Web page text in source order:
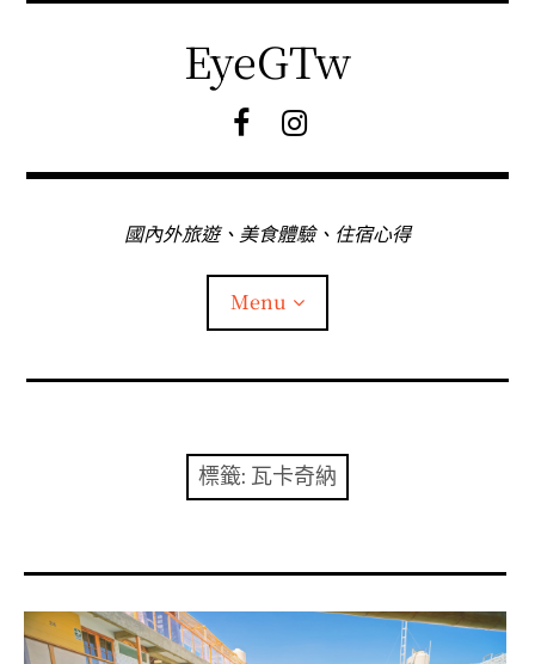
Skip
EyeGTw
F
粉
專
頁
I
國內外旅遊、美食體驗、住宿心得
Menu
menu
秘魯旅遊 child
menu
法國旅遊 child
menu
標籤: 瓦卡奇納